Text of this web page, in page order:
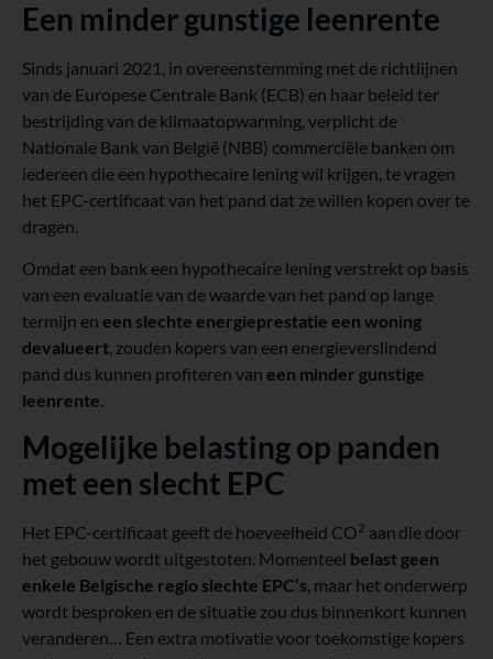
Een minder gunstige leenrente
Sinds januari 2021, in overeenstemming met de richtlijnen
van de Europese Centrale Bank (ECB) en haar beleid ter
bestrijding van de klimaatopwarming, verplicht de
Nationale Bank van België (NBB) commerciële banken om
iedereen die een hypothecaire lening wil krijgen, te vragen
het EPC-certificaat van het pand dat ze willen kopen over te
dragen.
Omdat een bank een hypothecaire lening verstrekt op basis
van een evaluatie van de waarde van het pand op lange
termijn en een slechte energieprestatie een woning
devalueert, zouden kopers van een energieverslindend
pand dus kunnen profiteren van een minder gunstige
leenrente.
Mogelijke belasting op panden
met een slecht EPC
Het EPC-certificaat geeft de hoeveelheid CO2 aan die door
het gebouw wordt uitgestoten. Momenteel belast geen
enkele Belgische regio slechte EPC’s, maar het onderwerp
wordt besproken en de situatie zou dus binnenkort kunnen
veranderen… Een extra motivatie voor toekomstige kopers